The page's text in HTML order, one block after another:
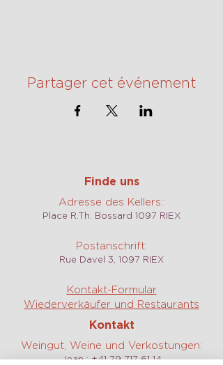
Partager cet événement
Finde uns
Adresse des Kellers::
Place R.Th. Bossard 1097 RIEX
Postanschrift:
Rue Davel 3, 1097 RIEX
Kontakt-Formular
Wiederverkäufer und Restaurants
Kontakt
Weingut, Weine und Verkostungen:
Jean :+41 79 717 61 14